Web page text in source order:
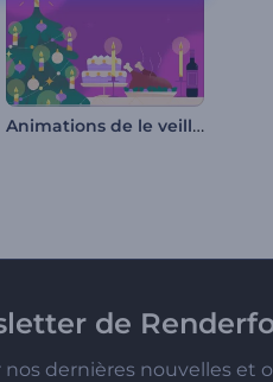
Animations de le veille de noël
de
dernières nouvelles et